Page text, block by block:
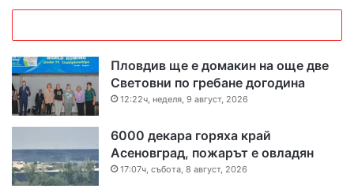
Пловдив ще е домакин на още две
Световни по гребане догодина
12:22ч, неделя, 9 август, 2026
6000 декара горяха край
Асеновград, пожарът е овладян
17:07ч, събота, 8 август, 2026